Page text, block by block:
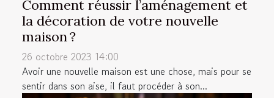
Comment réussir l’aménagement et
la décoration de votre nouvelle
maison ?
26 octobre 2023 14:00
Avoir une nouvelle maison est une chose, mais pour se
sentir dans son aise, il faut procéder à son...